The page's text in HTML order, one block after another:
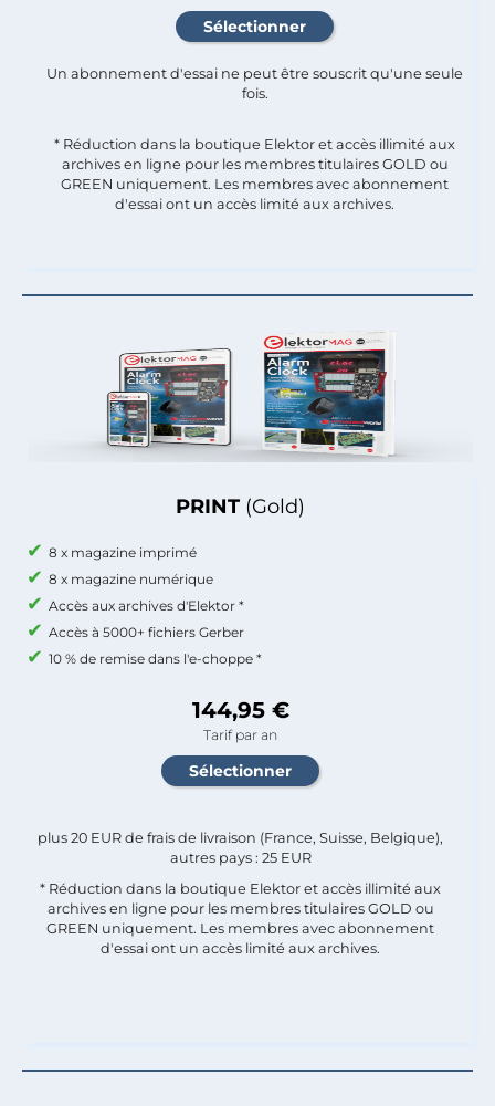
PRINT (Gold)
8 x magazine imprimé
8 x magazine numérique
Accès aux archives d'Elektor *
Accès à 5000+ fichiers Gerber
10 % de remise dans l'e-choppe *
144,95 €
Tarif par an
plus 20 EUR de frais de livraison (France, Suisse, Belgique),
autres pays : 25 EUR
* Réduction dans la boutique Elektor et accès illimité aux
archives en ligne pour les membres titulaires GOLD ou
GREEN uniquement. Les membres avec abonnement
d'essai ont un accès limité aux archives.
Un abonnement d'essai ne peut être souscrit qu'une seule
fois.​
* Réduction dans la boutique Elektor et accès illimité aux
archives en ligne pour les membres titulaires GOLD ou
GREEN uniquement. Les membres avec abonnement
d'essai ont un accès limité aux archives.